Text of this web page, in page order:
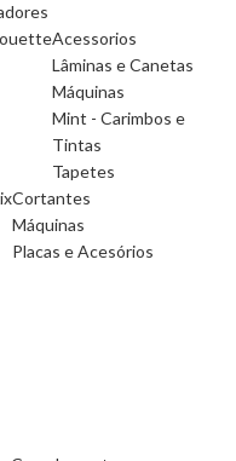
Acessorios
Lâminas e Canetas
Máquinas
Mint - Carimbos e
Tintas
Tapetes
Cortantes
Máquinas
Placas e Acesórios